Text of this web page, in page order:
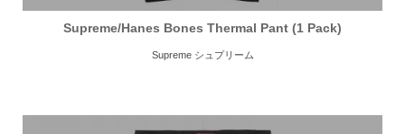
Supreme/Hanes Bones Thermal Pant (1 Pack)
Supreme シュプリーム